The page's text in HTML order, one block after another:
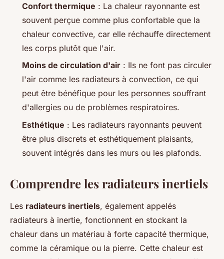
Confort thermique : La chaleur rayonnante est
souvent perçue comme plus confortable que la
chaleur convective, car elle réchauffe directement
les corps plutôt que l'air.
Moins de circulation d'air : Ils ne font pas circuler
l'air comme les radiateurs à convection, ce qui
peut être bénéfique pour les personnes souffrant
d'allergies ou de problèmes respiratoires.
Esthétique : Les radiateurs rayonnants peuvent
être plus discrets et esthétiquement plaisants,
souvent intégrés dans les murs ou les plafonds.
Comprendre les radiateurs inertiels
Les radiateurs inertiels, également appelés
radiateurs à inertie, fonctionnent en stockant la
chaleur dans un matériau à forte capacité thermique,
comme la céramique ou la pierre. Cette chaleur est